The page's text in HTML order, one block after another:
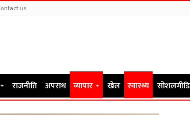
us
राजनीति अपराध व्यापार खेल स्वास्थ्य